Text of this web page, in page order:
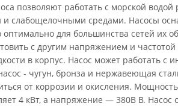
позволяют работать с морской
и слабощелочными средами. Насосы
оптимально для большинства сетей их
с другим напряжением и
в корпус. Насос может работать с
- чугун, бронза и нержавеющая
от коррозии и окисления.
4 кВт, а напряжение — 380В В. Насос